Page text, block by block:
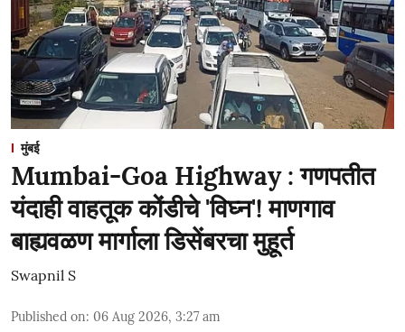
मुंबई
Mumbai-Goa Highway : गणपतीत
यंदाही वाहतूक कोंडीचे 'विघ्न'! माणगाव
बाह्यवळण मार्गाला डिसेंबरचा मुहूर्त
Swapnil S
Published on: 06 Aug 2026, 3:27 am